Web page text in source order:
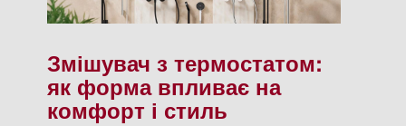
Змішувач з термостатом:
як форма впливає на
комфорт і стиль